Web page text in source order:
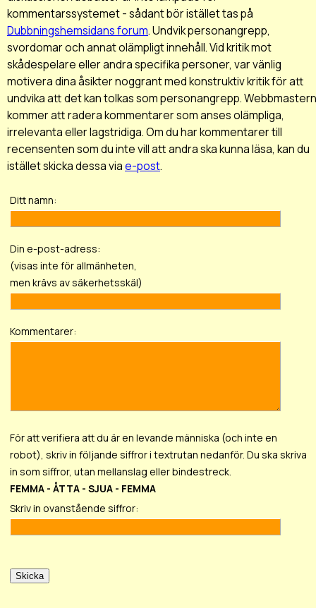
kommentarssystemet - sådant bör istället tas på
Dubbningshemsidans forum. Undvik personangrepp,
svordomar och annat olämpligt innehåll. Vid kritik mot
skådespelare eller andra specifika personer, var vänlig
motivera dina åsikter noggrant med konstruktiv kritik för att
undvika att det kan tolkas som personangrepp. Webbmastern
kommer att radera kommentarer som anses olämpliga,
irrelevanta eller lagstridiga. Om du har kommentarer till
recensenten som du inte vill att andra ska kunna läsa, kan du
istället skicka dessa viae-post.
Ditt namn:
Din e-post-adress:
(visas inte för allmänheten,
men krävs av säkerhetsskäl)
Kommentarer:
För att verifiera att du är en levande människa (och inte en
robot), skriv in följande siffror i textrutan nedanför. Du ska skriva
in som siffror, utan mellanslag eller bindestreck.
FEMMA - ÅTTA - SJUA - FEMMA
Skriv in ovanstående siffror: